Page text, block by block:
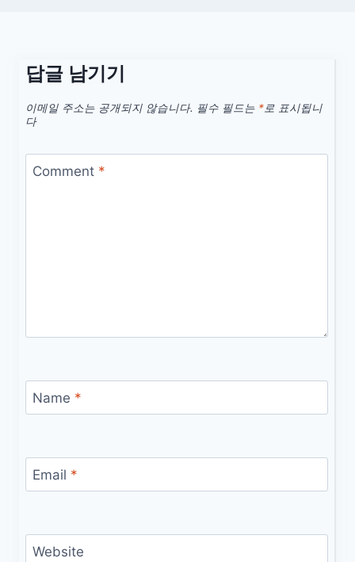
답글 남기기
이메일 주소는 공개되지 않습니다. 필수 필드는 *로 표시됩니
다
Comment *
Name *
Email *
Website